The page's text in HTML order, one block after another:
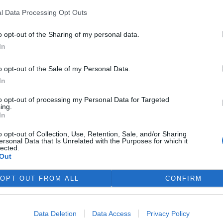
Data Processing Opt Outs
opt-out of the Sharing of my personal data.
opt-out of the Sale of my Personal Data.
opt-out of processing my Personal Data for Targeted
opt-out of Collection, Use, Retention, Sale, and/or Sharing
Data that Is Unrelated with the Purposes for which it
OPT OUT FROM ALL CONFIRM
Data Deletion Data Access Privacy Policy
městě. Vypočítávat
ale patří
je možné odstranit
není záležitostí individuální,
jste se dozvědět
zařízeních na její
biomasy. K energetickým
plodiny, víceleté a
dřeviny.
základní informace o